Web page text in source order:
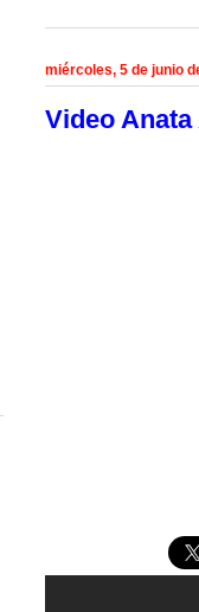
miércoles, 5 de junio
Video Anata